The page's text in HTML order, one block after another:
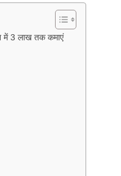
में 3 लाख तक कमाएं